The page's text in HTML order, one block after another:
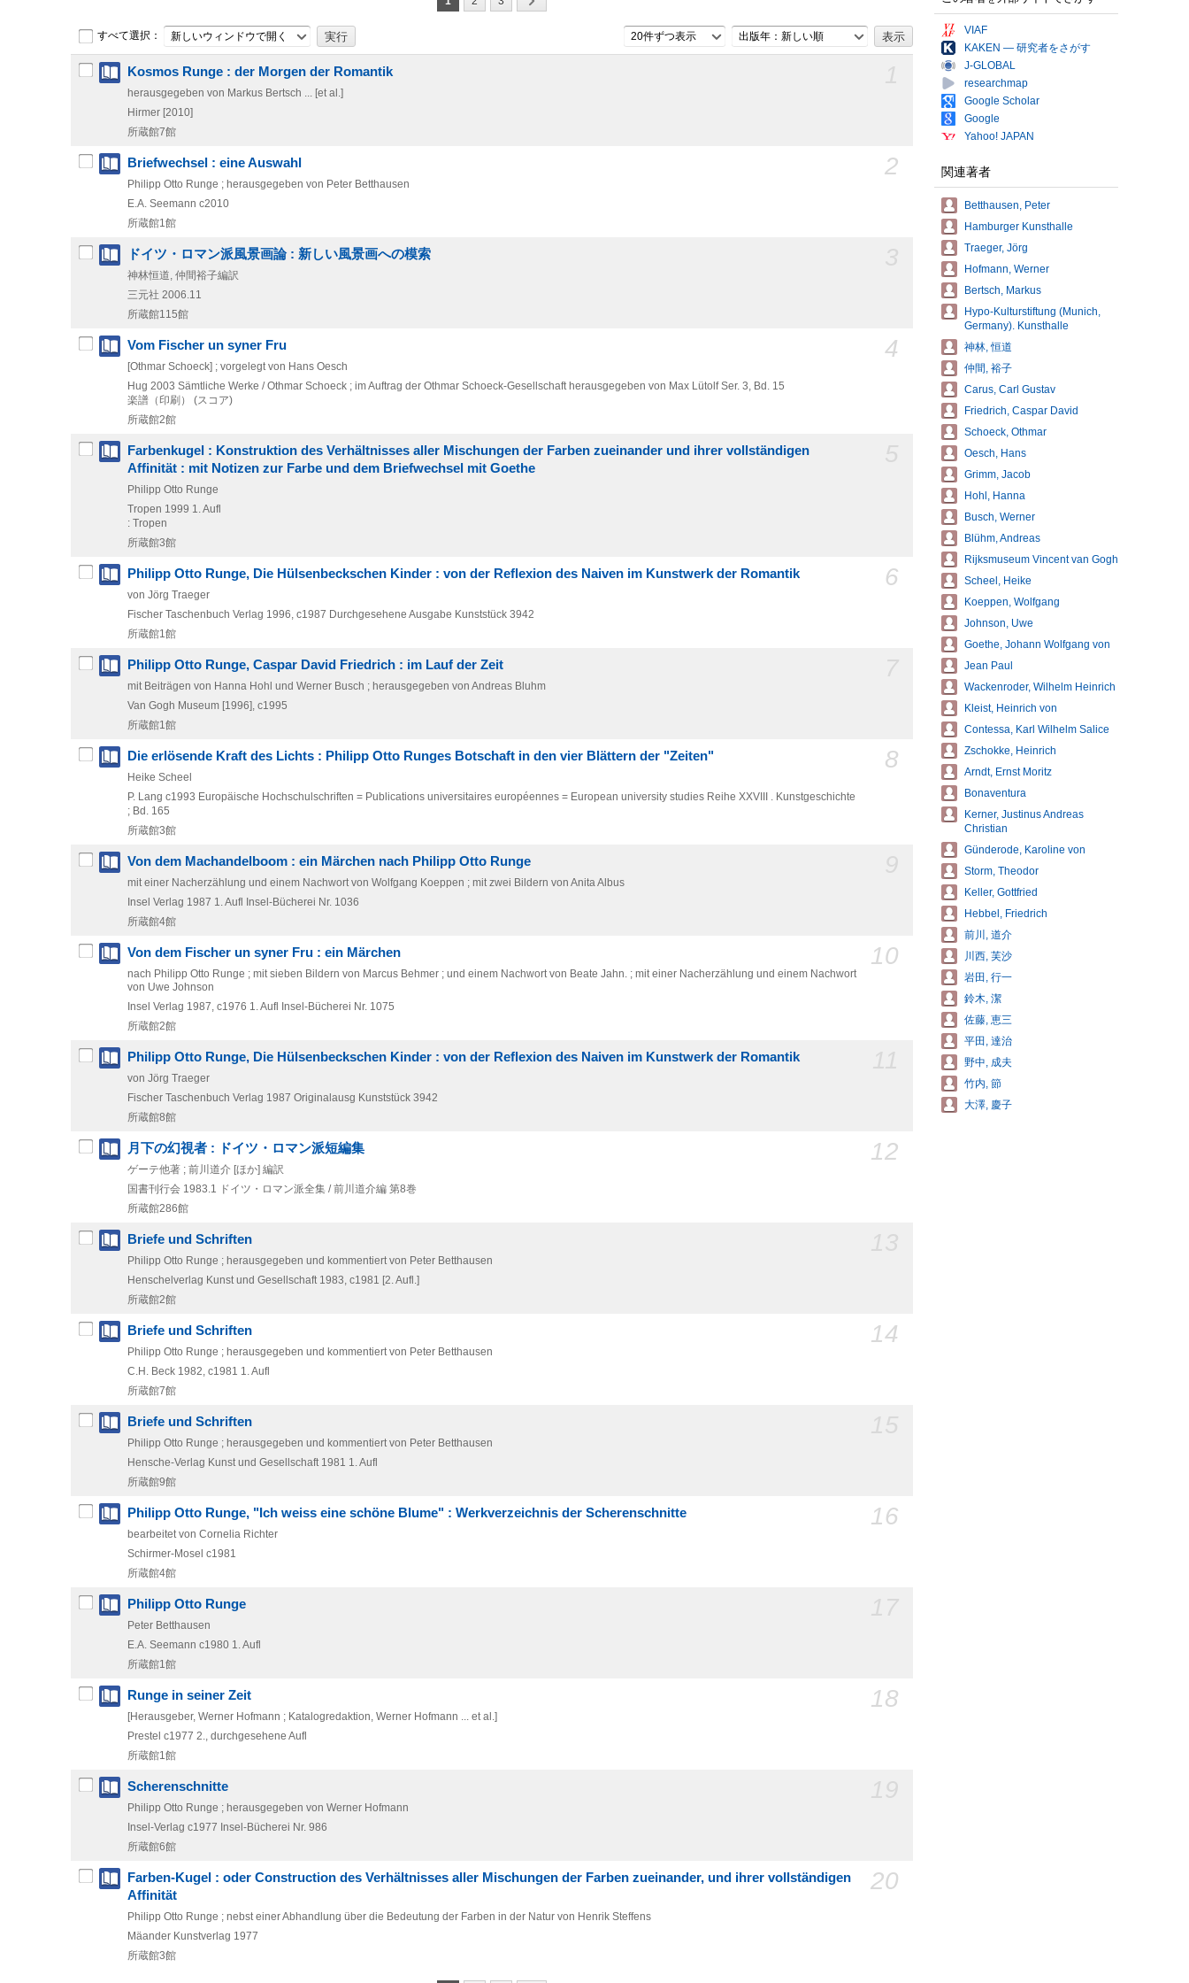
すべて選択： 新しいウィンドウで開く 20件ずつ表示 出版年：新しい順
Kosmos Runge : der Morgen der Romantik
herausgegeben von Markus Bertsch ... [et al.]
Hirmer [2010]
所蔵館7館
2
Briefwechsel : eine Auswahl
Philipp Otto Runge ; herausgegeben von Peter Betthausen
E.A. Seemann c2010
所蔵館1館
ドイツ・ロマン派風景画論 : 新しい風景画への模索
神林恒道, 仲間裕子編訳
三元社 2006.11
所蔵館115館
4
Vom Fischer un syner Fru
[Othmar Schoeck] ; vorgelegt von Hans Oesch
Hug 2003 Sämtliche Werke / Othmar Schoeck ; im Auftrag der Othmar Schoeck-Gesellschaft herausgegeben von Max Lütolf Ser. 3, Bd. 15
楽譜（印刷） (スコア)
所蔵館2館
Farbenkugel : Konstruktion des Verhältnisses aller Mischungen der Farben zueinander und ihrer vollständigen
Affinität : mit Notizen zur Farbe und dem Briefwechsel mit Goethe
Philipp Otto Runge
Tropen 1999 1. Aufl
: Tropen
所蔵館3館
6
Philipp Otto Runge, Die Hülsenbeckschen Kinder : von der Reflexion des Naiven im Kunstwerk der Romantik
von Jörg Traeger
Fischer Taschenbuch Verlag 1996, c1987 Durchgesehene Ausgabe Kunststück 3942
所蔵館1館
Philipp Otto Runge, Caspar David Friedrich : im Lauf der Zeit
mit Beiträgen von Hanna Hohl und Werner Busch ; herausgegeben von Andreas Bluhm
Van Gogh Museum [1996], c1995
所蔵館1館
8
Die erlösende Kraft des Lichts : Philipp Otto Runges Botschaft in den vier Blättern der "Zeiten"
Heike Scheel
P. Lang c1993 Europäische Hochschulschriften = Publications universitaires européennes = European university studies Reihe XXVIII . Kunstgeschichte
; Bd. 165
所蔵館3館
Von dem Machandelboom : ein Märchen nach Philipp Otto Runge
mit einer Nacherzählung und einem Nachwort von Wolfgang Koeppen ; mit zwei Bildern von Anita Albus
Insel Verlag 1987 1. Aufl Insel-Bücherei Nr. 1036
所蔵館4館
10
Von dem Fischer un syner Fru : ein Märchen
nach Philipp Otto Runge ; mit sieben Bildern von Marcus Behmer ; und einem Nachwort von Beate Jahn. ; mit einer Nacherzählung und einem Nachwort
von Uwe Johnson
Insel Verlag 1987, c1976 1. Aufl Insel-Bücherei Nr. 1075
所蔵館2館
Philipp Otto Runge, Die Hülsenbeckschen Kinder : von der Reflexion des Naiven im Kunstwerk der Romantik
von Jörg Traeger
Fischer Taschenbuch Verlag 1987 Originalausg Kunststück 3942
所蔵館8館
12
月下の幻視者 : ドイツ・ロマン派短編集
ゲーテ他著 ; 前川道介 [ほか] 編訳
国書刊行会 1983.1
ドイツ・ロマン派全集 / 前川道介編 第8巻
所蔵館286館
Briefe und Schriften
Philipp Otto Runge ; herausgegeben und kommentiert von Peter Betthausen
Henschelverlag Kunst und Gesellschaft 1983, c1981 [2. Aufl.]
所蔵館2館
14
Briefe und Schriften
Philipp Otto Runge ; herausgegeben und kommentiert von Peter Betthausen
C.H. Beck 1982, c1981 1. Aufl
所蔵館7館
Briefe und Schriften
Philipp Otto Runge ; herausgegeben und kommentiert von Peter Betthausen
Hensche-Verlag Kunst und Gesellschaft 1981 1. Aufl
所蔵館9館
16
Philipp Otto Runge, "Ich weiss eine schöne Blume" : Werkverzeichnis der Scherenschnitte
bearbeitet von Cornelia Richter
Schirmer-Mosel c1981
所蔵館4館
Philipp Otto Runge
Peter Betthausen
E.A. Seemann c1980 1. Aufl
所蔵館1館
18
Runge in seiner Zeit
[Herausgeber, Werner Hofmann ; Katalogredaktion, Werner Hofmann ... et al.]
Prestel c1977 2., durchgesehene Aufl
所蔵館1館
Scherenschnitte
Philipp Otto Runge ; herausgegeben von Werner Hofmann
Insel-Verlag c1977 Insel-Bücherei Nr. 986
所蔵館6館
20
Farben-Kugel : oder Construction des Verhältnisses aller Mischungen der Farben zueinander, und ihrer vollständigen
Affinität
Philipp Otto Runge ; nebst einer Abhandlung über die Bedeutung der Farben in der Natur von Henrik Steffens
Mäander Kunstverlag 1977
所蔵館3館
VIAF
KAKEN — 研究者をさがす
J-GLOBAL
researchmap
Google Scholar
Google
Yahoo! JAPAN
関連著者
Betthausen, Peter
Hamburger Kunsthalle
Traeger, Jörg
Hofmann, Werner
Bertsch, Markus
Hypo-Kulturstiftung (Munich,
Germany). Kunsthalle
神林, 恒道
仲間, 裕子
Carus, Carl Gustav
Friedrich, Caspar David
Schoeck, Othmar
Oesch, Hans
Grimm, Jacob
Hohl, Hanna
Busch, Werner
Blühm, Andreas
Rijksmuseum Vincent van Gogh
Scheel, Heike
Koeppen, Wolfgang
Johnson, Uwe
Goethe, Johann Wolfgang von
Jean Paul
Wackenroder, Wilhelm Heinrich
Kleist, Heinrich von
Contessa, Karl Wilhelm Salice
Zschokke, Heinrich
Arndt, Ernst Moritz
Bonaventura
Kerner, Justinus Andreas
Christian
Günderode, Karoline von
Storm, Theodor
Keller, Gottfried
Hebbel, Friedrich
前川, 道介
川西, 芙沙
岩田, 行一
鈴木, 潔
佐藤, 恵三
平田, 達治
野中, 成夫
竹内, 節
大澤, 慶子